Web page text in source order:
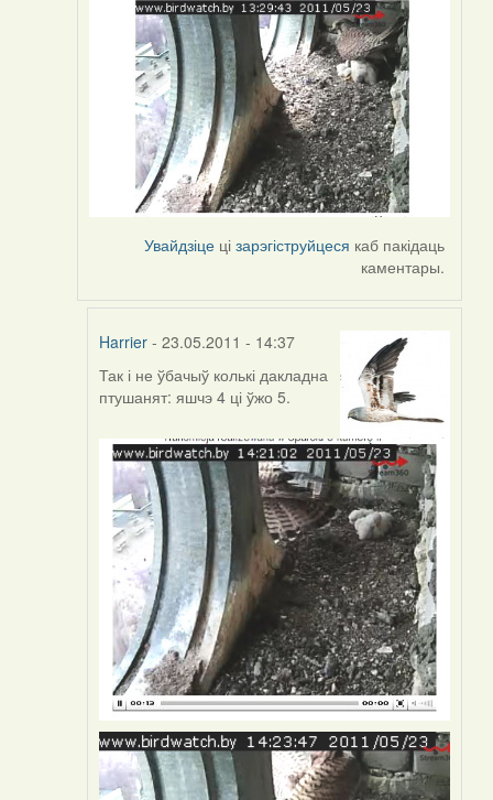
Увайдзіце цізарэгіструйцеся каб пакідаць
каментары.
Harrier - 23.05.2011 - 14:37
In
reply
by
Harrier
Так і не ўбачыў колькі дакладна
птушанят: яшчэ 4 ці ўжо 5.